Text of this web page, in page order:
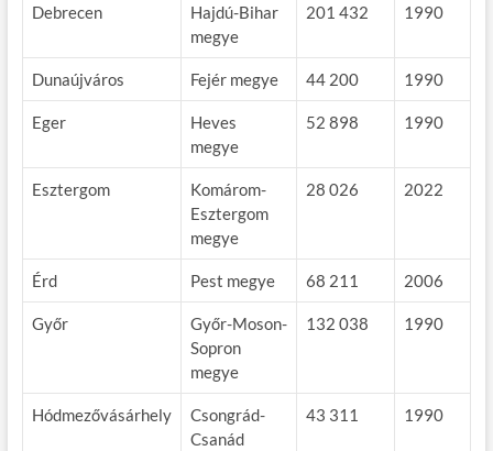
Debrecen
Hajdú-Bihar
megye
201 432 1990
Dunaújváros Fejér megye 44 200 1990
Eger
Heves
megye
52 898 1990
Esztergom
Komárom-
Esztergom
megye
28 026 2022
Érd Pest megye 68 211 2006
Győr
Győr-Moson-
Sopron
megye
132 038 1990
Hódmezővásárhely
Csongrád-
Csanád
43 311 1990